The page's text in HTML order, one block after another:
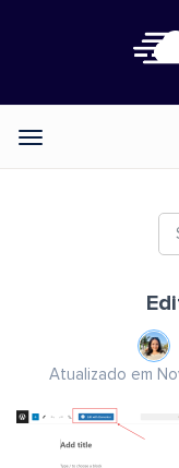
Categories
Atualizado em